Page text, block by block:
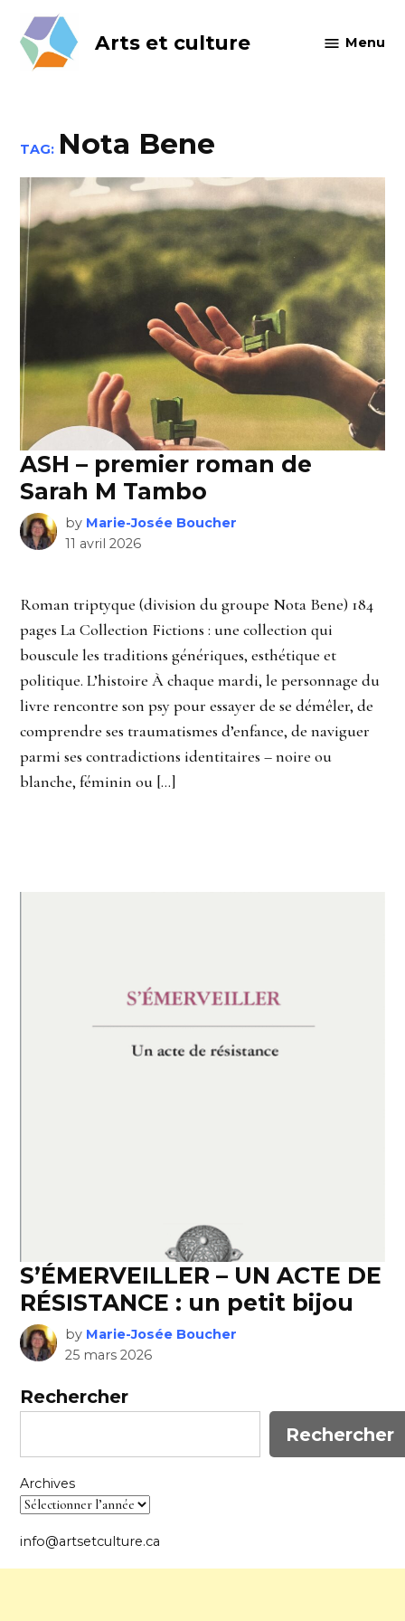
content
Arts et culture Menu
TAG: Nota Bene
ASH – premier roman de
Sarah M Tambo
by Marie-Josée Boucher
11 avril 2026
Roman triptyque (division du groupe Nota Bene) 184
pages La Collection Fictions : une collection qui
bouscule les traditions génériques, esthétique et
politique. L’histoire À chaque mardi, le personnage du
livre rencontre son psy pour essayer de se démêler, de
comprendre ses traumatismes d’enfance, de naviguer
parmi ses contradictions identitaires – noire ou
blanche, féminin ou […]
S’ÉMERVEILLER – UN ACTE DE
RÉSISTANCE : un petit bijou
by Marie-Josée Boucher
25 mars 2026
Rechercher
Rechercher
Archives
info@artsetculture.ca